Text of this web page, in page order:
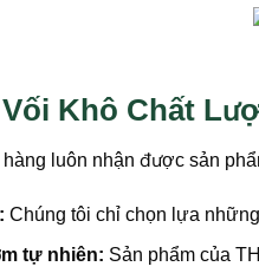
Khô Chất
luôn nhận được sản
Chúng tôi chỉ chọn lựa
tự nhiên: Sản phẩm của